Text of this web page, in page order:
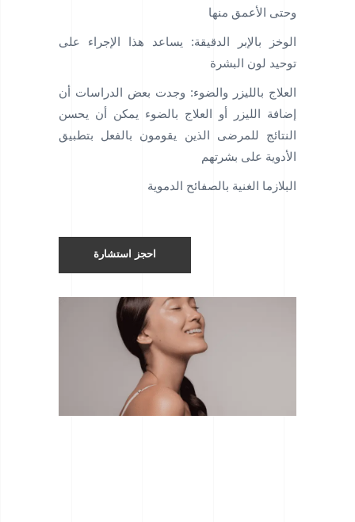
وحتى الأعمق منها
الوخز بالإبر الدقيقة: يساعد هذا الإجراء على
توحيد لون البشرة
العلاج بالليزر والضوء: وجدت بعض الدراسات أن
إضافة الليزر أو العلاج بالضوء يمكن أن يحسن
النتائج للمرضى الذين يقومون بالفعل بتطبيق
الأدوية على بشرتهم
البلازما الغنية بالصفائح الدموية
احجز استشارة